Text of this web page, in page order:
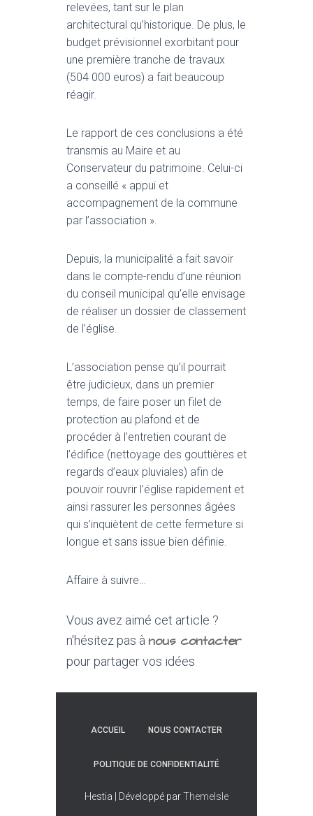
relevées, tant sur le plan
architectural qu’historique. De plus, le
budget prévisionnel exorbitant pour
une première tranche de travaux
(504 000 euros) a fait beaucoup
réagir.
Le rapport de ces conclusions a été
transmis au Maire et au
Conservateur du patrimoine. Celui-ci
a conseillé « appui et
accompagnement de la commune
par l’association ».
Depuis, la municipalité a fait savoir
dans le compte-rendu d’une réunion
du conseil municipal qu’elle envisage
de réaliser un dossier de classement
de l’église.
L’association pense qu’il pourrait
être judicieux, dans un premier
temps, de faire poser un filet de
protection au plafond et de
procéder à l’entretien courant de
l’édifice (nettoyage des gouttières et
regards d’eaux pluviales) afin de
pouvoir rouvrir l’église rapidement et
ainsi rassurer les personnes âgées
qui s’inquiètent de cette fermeture si
longue et sans issue bien définie.
Affaire à suivre…
Vous avez aimé cet article ?
n'hésitez pas à nous contacter
pour partager vos idées
ACCUEIL NOUS CONTACTER
POLITIQUE DE CONFIDENTIALITÉ
Hestia | Développé parThemeIsle